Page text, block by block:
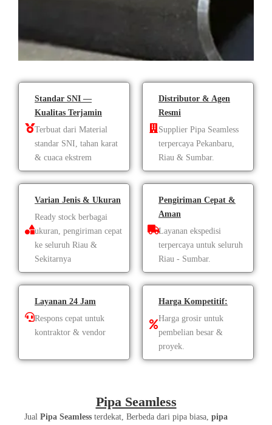
Standar SNI —
Kualitas Terjamin
Terbuat dari Material
standar SNI, tahan karat
& cuaca ekstrem
Distributor & Agen
Resmi
Supplier Pipa Seamless
terpercaya Pekanbaru,
Riau & Sumbar.
Varian Jenis & Ukuran
Ready stock berbagai
ukuran, pengiriman cepat
ke seluruh Riau &
Sekitarnya
Pengiriman Cepat &
Aman
Layanan ekspedisi
terpercaya untuk seluruh
Riau - Sumbar.
Layanan 24 Jam
Respons cepat untuk
kontraktor & vendor
Harga Kompetitif:
Harga grosir untuk
pembelian besar &
proyek.
Pipa Seamless
Jual Pipa Seamless terdekat, Berbeda dari pipa biasa, pipa